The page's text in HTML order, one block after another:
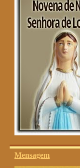
Mensagem